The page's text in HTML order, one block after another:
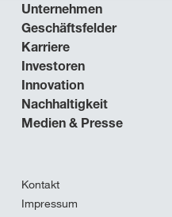
Unternehmen
Geschäftsfelder
Karriere
Investoren
Innovation
Nachhaltigkeit
Medien & Presse
Kontakt
Impressum